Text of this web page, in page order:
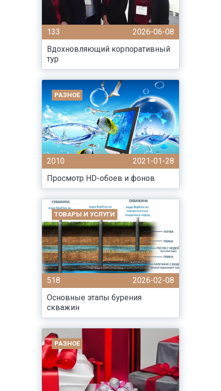
133
2026-06-08
Вдохновляющий корпоративный
тур
РАЗНОЕ
2010
2021-01-28
Просмотр HD-обоев и фонов
ТОВАРЫ И УСЛУГИ
518
2026-02-08
Основные этапы бурения
скважин
РАЗНОЕ